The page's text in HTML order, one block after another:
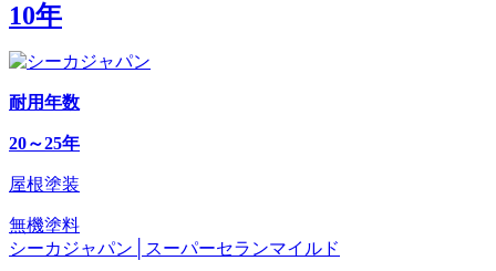
10年
耐用年数
20～25年
屋根塗装
無機塗料
シーカジャパン│スーパーセランマイルド